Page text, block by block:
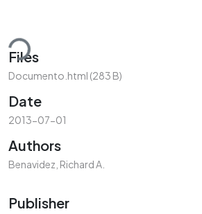
Files
Documento.html (283 B)
Date
2013-07-01
Authors
Benavidez, Richard A.
Publisher